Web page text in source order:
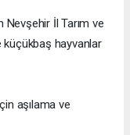
Nevşehir İl Tarım ve
hayvanlar
aşılama ve